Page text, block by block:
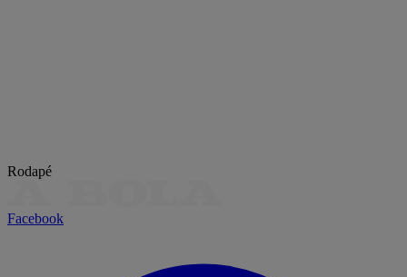
Rodapé
Facebook